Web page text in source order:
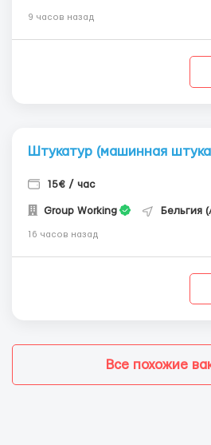
9 часов назад
Штукатур (машинная
15€ / час
Group Working Бельгия
16 часов назад
Все похожие